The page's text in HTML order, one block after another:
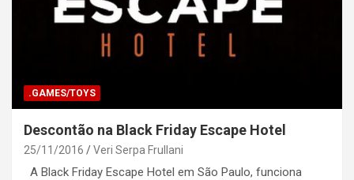
.GAMES/TOYS
Descontão na Black Friday Escape Hotel
25/11/2016 Veri Serpa Frullani
A Black Friday Escape Hotel em São Paulo, funciona